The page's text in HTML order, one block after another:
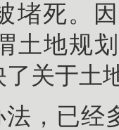
堵死。
土地规
关于土
，已经